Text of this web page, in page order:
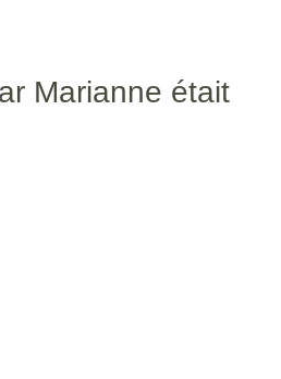
Marianne était